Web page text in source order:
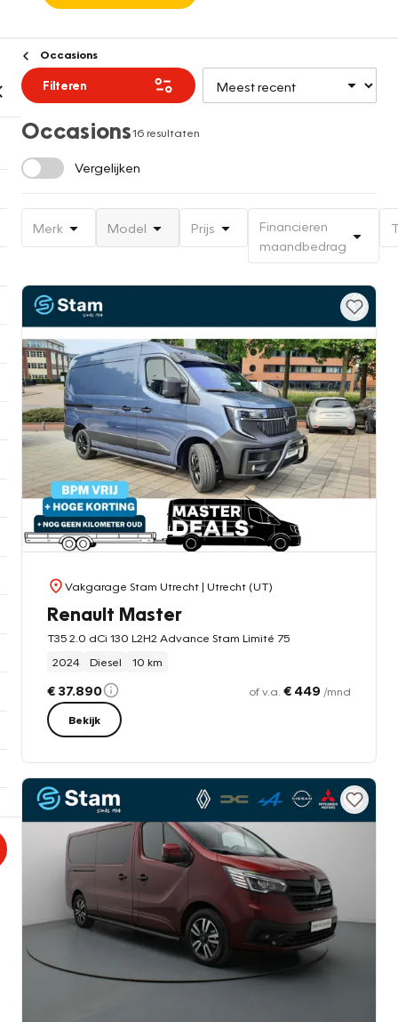
Occasions
Filteren
Occasions16 resultaten
Vergelijken
Merk Model Prijs
Financieren
maandbedrag
Vakgarage Stam Utrecht| Utrecht (UT)
Renault Master
T35 2.0 dCi 130 L2H2 Advance Stam Limité 75
2024
Diesel 10 km
€ 37.890 of v.a. € 449 /mnd
Bekijk